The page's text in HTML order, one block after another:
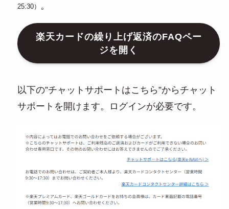
25:30） 。
楽天カードの繰り上げ返済のFAQペー
ジを開く
以下の”チャットサポートはこちら”からチャット
サポートを開けます。ログインが必要です。